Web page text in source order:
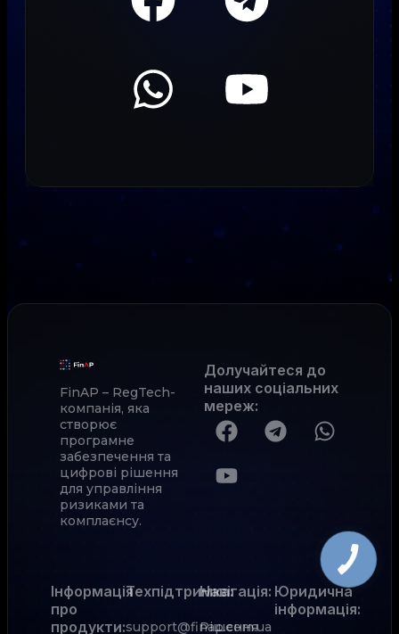
FinAP – RegTech-
компанія, яка
створює
програмне
забезпечення та
цифрові рішення
для управління
ризиками та
комплаєнсу.
Долучайтеся до
наших соціальних
мереж:
Інформація
про
продукти:
Техпідтримка:
support@finap.com.ua
Рішення
Навігація: Юридична
інформація: